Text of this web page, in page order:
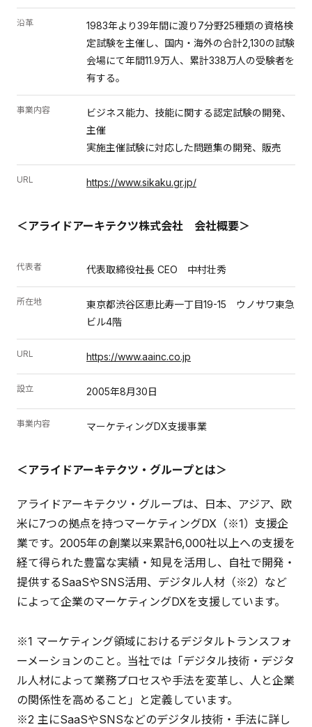
沿革
1983年より39年間に渡り7分野25種類の資格検
定試験を主催し、国内・海外の合計2,130の試験
会場にて年間11.9万人、累計338万人の受験者を
有する。
事業内容
ビジネス能力、技能に関する認定試験の開発、
主催
実施主催試験に対応した問題集の開発、販売
URL https://www.sikaku.gr.jp/
＜アライドアーキテクツ株式会社 会社概要＞
代表者 代表取締役社長 CEO 中村壮秀
所在地
東京都渋谷区恵比寿一丁目19-15 ウノサワ東急
ビル4階
URL https://www.aainc.co.jp
設立 2005年8月30日
事業内容 マーケティングDX支援事業
＜アライドアーキテクツ・グループとは＞
アライドアーキテクツ・グループは、日本、アジア、欧
米に7つの拠点を持つマーケティングDX（※1）支援企
業です。2005年の創業以来累計6,000社以上への支援を
経て得られた豊富な実績・知見を活用し、自社で開発・
提供するSaaSやSNS活用、デジタル人材（※2）など
によって企業のマーケティングDXを支援しています。
※1 マーケティング領域におけるデジタルトランスフォ
ーメーションのこと。当社では「デジタル技術・デジタ
ル人材によって業務プロセスや手法を変革し、人と企業
の関係性を高めること」と定義しています。
※2 主にSaaSやSNSなどのデジタル技術・手法に詳し